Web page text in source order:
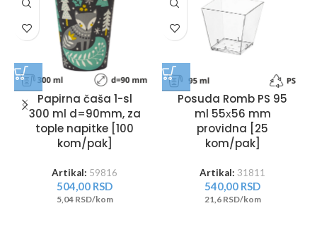
Papirna čaša 1-sl
300 ml d=90mm, za
tople napitke [100
kom/pak]
Artikal: 59816
504,00 RSD
5,04 RSD/kom
Posuda Romb PS 95
ml 55х56 mm
providna [25
kom/pak]
Artikal: 31811
540,00 RSD
21,6 RSD/kom